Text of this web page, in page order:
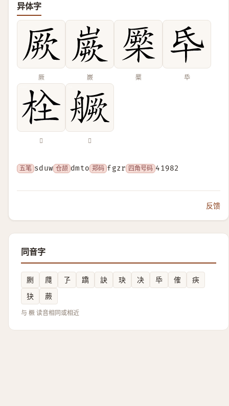
异体字
厥 嶡 橜 氒
𣐍 𦪘
五笔 sduw 仓颉 dmto 郑码 fgzr 四角号码 41982
反馈
同音字
劂 㸕 孒 蹻 訣 玦 决 氒 傕
疦
㹟
蕨
与 橛 读音相同或相近